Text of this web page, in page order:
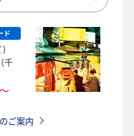
ド
千
ご案内